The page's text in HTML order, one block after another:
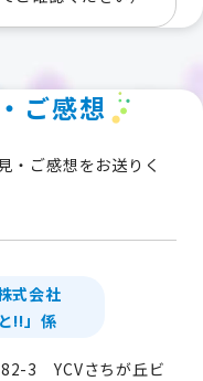
ご感想
・ご感想をお送りく
式会社
!!」係
3 YCVさちが丘ビ